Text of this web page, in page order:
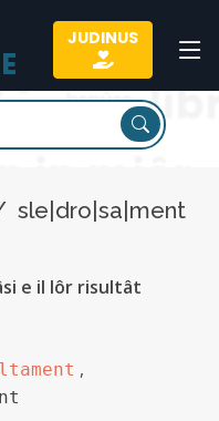
JUDINUS
e il lôr risultât
,